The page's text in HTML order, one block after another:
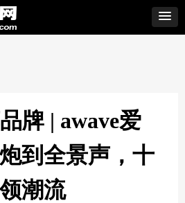
牌 | awave爱
到全景声，十
潮流